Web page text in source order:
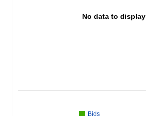
No data to display
Bids